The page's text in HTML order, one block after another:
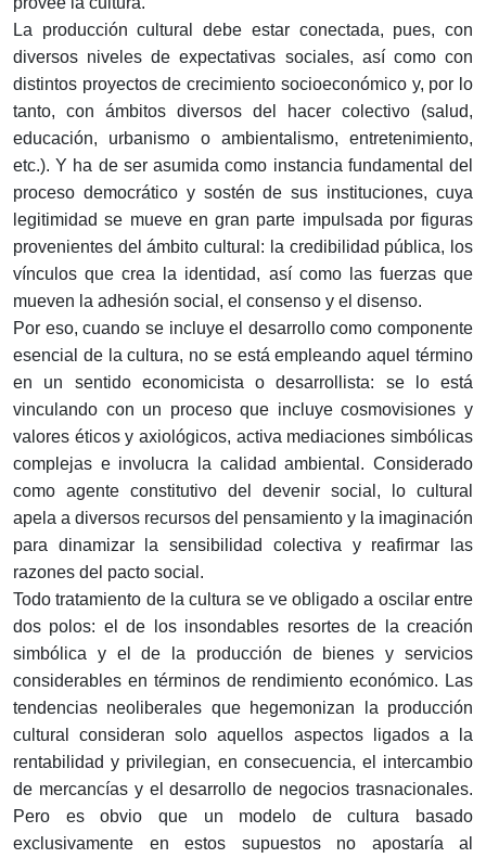
La producción cultural debe estar conectada, pues, con
diversos niveles de expectativas sociales, así como con
distintos proyectos de crecimiento socioeconómico y, por lo
tanto, con ámbitos diversos del hacer colectivo (salud,
educación, urbanismo o ambientalismo, entretenimiento,
etc.). Y ha de ser asumida como instancia fundamental del
proceso democrático y sostén de sus instituciones, cuya
legitimidad se mueve en gran parte impulsada por figuras
provenientes del ámbito cultural: la credibilidad pública, los
vínculos que crea la identidad, así como las fuerzas que
mueven la adhesión social, el consenso y el disenso.
Por eso, cuando se incluye el desarrollo como componente
esencial de la cultura, no se está empleando aquel término
en un sentido economicista o desarrollista: se lo está
vinculando con un proceso que incluye cosmovisiones y
valores éticos y axiológicos, activa mediaciones simbólicas
complejas e involucra la calidad ambiental. Considerado
como agente constitutivo del devenir social, lo cultural
apela a diversos recursos del pensamiento y la imaginación
para dinamizar la sensibilidad colectiva y reafirmar las
razones del pacto social.
Todo tratamiento de la cultura se ve obligado a oscilar entre
dos polos: el de los insondables resortes de la creación
simbólica y el de la producción de bienes y servicios
considerables en términos de rendimiento económico. Las
tendencias neoliberales que hegemonizan la producción
cultural consideran solo aquellos aspectos ligados a la
rentabilidad y privilegian, en consecuencia, el intercambio
de mercancías y el desarrollo de negocios trasnacionales.
Pero es obvio que un modelo de cultura basado
exclusivamente en estos supuestos no apostaría al